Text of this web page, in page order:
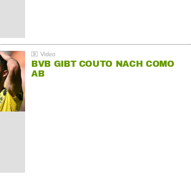
BVB GIBT COUTO NACH COMO
AB